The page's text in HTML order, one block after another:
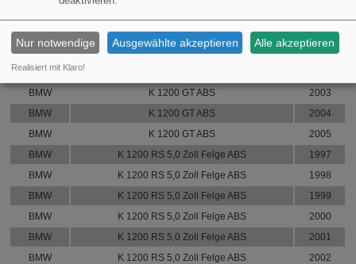
Siehe die vollständige Liste der Fahrzeuge, auf die das Teil passt, unten:
Ersatzteil für dieses Fahrzeug passt auf folgende
Modelle:
Marke Modell
BMW
K 1200 GT ABS
2003
BMW
K 1200 GT ABS
2004
BMW
K 1200 GT ABS
2005
BMW
K 1200 RS 5,0 Zoll Felge ABS
1997
BMW
K 1200 RS 5,0 Zoll Felge ABS
1998
BMW
K 1200 RS 5,0 Zoll Felge ABS
1999
BMW
K 1200 RS 5,0 Zoll Felge ABS
2000
BMW
K 1200 RS 5,0 Zoll Felge ABS
2001
BMW
K 1200 RS 5,0 Zoll Felge ABS
2002
Nur notwendige Ausgewählte akzeptieren Alle akzeptieren
Realisiert mit Klaro!